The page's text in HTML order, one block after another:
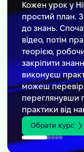
Кожен урок у
простий план.
до знань.
відео, потім
теорією,
закріпити
виконуєш
можеш
переглянувши
практики від
Обрати курс